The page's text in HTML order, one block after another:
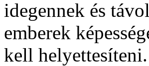
idegennek és
emberek
kell helyettesíteni.